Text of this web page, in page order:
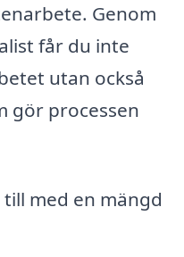
Genom
får du inte
utan också
gör processen
med en mängd